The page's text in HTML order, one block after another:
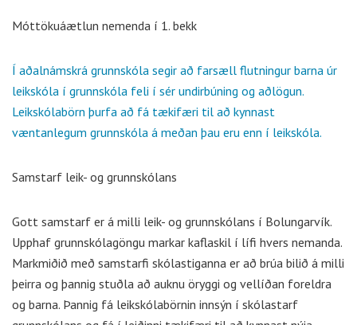
Móttökuáætlun nemenda í 1. bekk
Í aðalnámskrá grunnskóla segir að farsæll flutningur barna úr
leikskóla í grunnskóla feli í sér undirbúning og aðlögun.
Leikskólabörn þurfa að fá tækifæri til að kynnast
væntanlegum grunnskóla á meðan þau eru enn í leikskóla.
Samstarf leik- og grunnskólans
Gott samstarf er á milli leik- og grunnskólans í Bolungarvík.
Upphaf grunnskólagöngu markar kaflaskil í lífi hvers nemanda.
Markmiðið með samstarfi skólastiganna er að brúa bilið á milli
þeirra og þannig stuðla að auknu öryggi og vellíðan foreldra
og barna. Þannig fá leikskólabörnin innsýn í skólastarf